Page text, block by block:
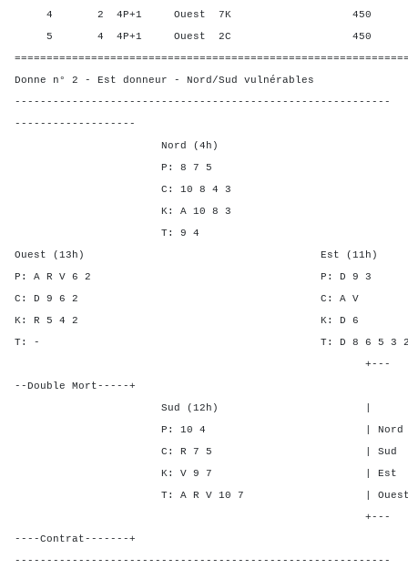
4 2 4P+1 Ouest 7K 450
5 4 4P+1 Ouest 2C 450
Donne n° 2 - Est donneur - Nord/Sud vulnérables
-----------------------------------------------------------
-------------------
Nord (4h)
P: 8 7 5
C: 10 8 4 3
K: A 10 8 3
T: 9 4
Ouest (13h) Est (11h)
P: A R V 6 2 P: D
C: D 9 6 2 C:
K: R 5 4 2 K:
T: - T: D 8 6 5
+---
--Double Mort-----+
Sud (12h) | SA P
P: 10 4 | Nord - -
C: R 7 5 | Sud - -
K: V 9 7 | Est 1 4
T: A R V 10 7 | Ouest 1
+---
----Contrat-------+
-----------------------------------------------------------